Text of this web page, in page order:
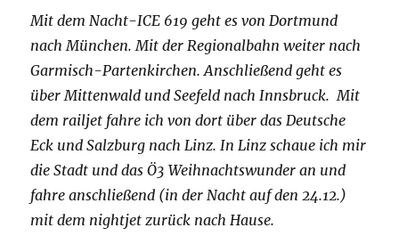
Mit dem Nacht-ICE 619 geht es von Dortmund
nach München. Mit der Regionalbahn weiter nach
Garmisch-Partenkirchen. Anschließend geht es
über Mittenwald und Seefeld nach Innsbruck. Mit
dem railjet fahre ich von dort über das Deutsche
Eck und Salzburg nach Linz. In Linz schaue ich mir
die Stadt und das Ö3 Weihnachtswunder an und
fahre anschließend (in der Nacht auf den 24.12.)
mit dem nightjet zurück nach Hause.